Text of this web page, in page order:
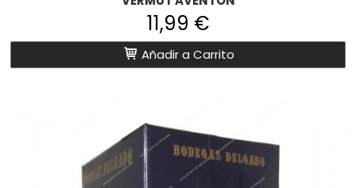
11,99 €
Añadir a Carrito